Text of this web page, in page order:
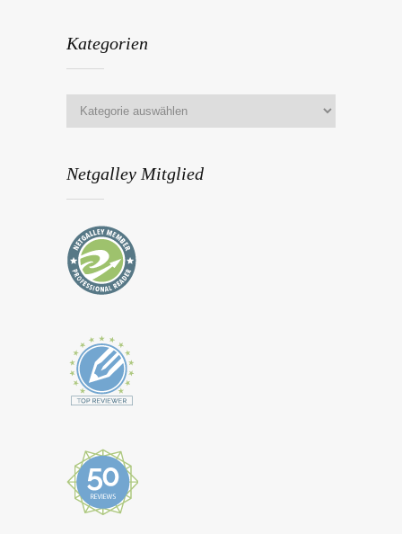
Kategorien
Netgalley Mitglied